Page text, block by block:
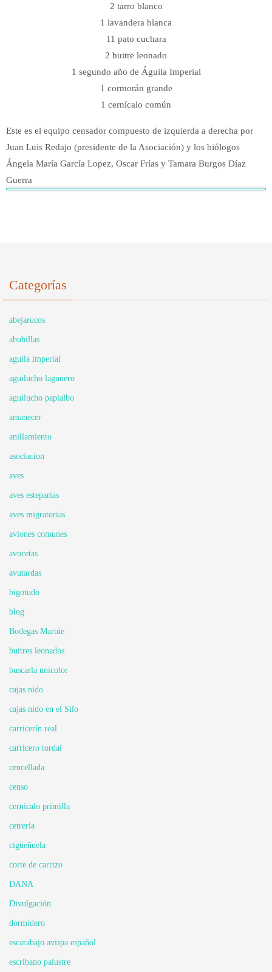
2 tarro blanco
1 lavandera blanca
11 pato cuchara
2 buitre leonado
1 segundo año de Águila Imperial
1 cormorán grande
1 cernícalo común
Este es el equipo censador compuesto de izquierda a derecha por
Juan Luis Redajo (presidente de la Asociación) y los biólogos
Ángela María García Lopez, Oscar Frías y Tamara Burgos Díaz
Guerra
Categorías
abejarucos
abubillas
aguila imperial
aguilucho lagunero
aguilucho papialbo
amanecer
anillamiento
asociacion
aves
aves esteparias
aves migratorias
aviones comunes
avocetas
avutardas
bigotudo
blog
Bodegas Martúe
buitres leonados
buscarla unicolor
cajas nido
cajas nido en el Silo
carricerín real
carricero tordal
cencellada
censo
cernicalo primilla
cetrería
cigüeñuela
corte de carrizo
DANA
Divulgación
dormidero
escarabajo avispa español
escribano palustre